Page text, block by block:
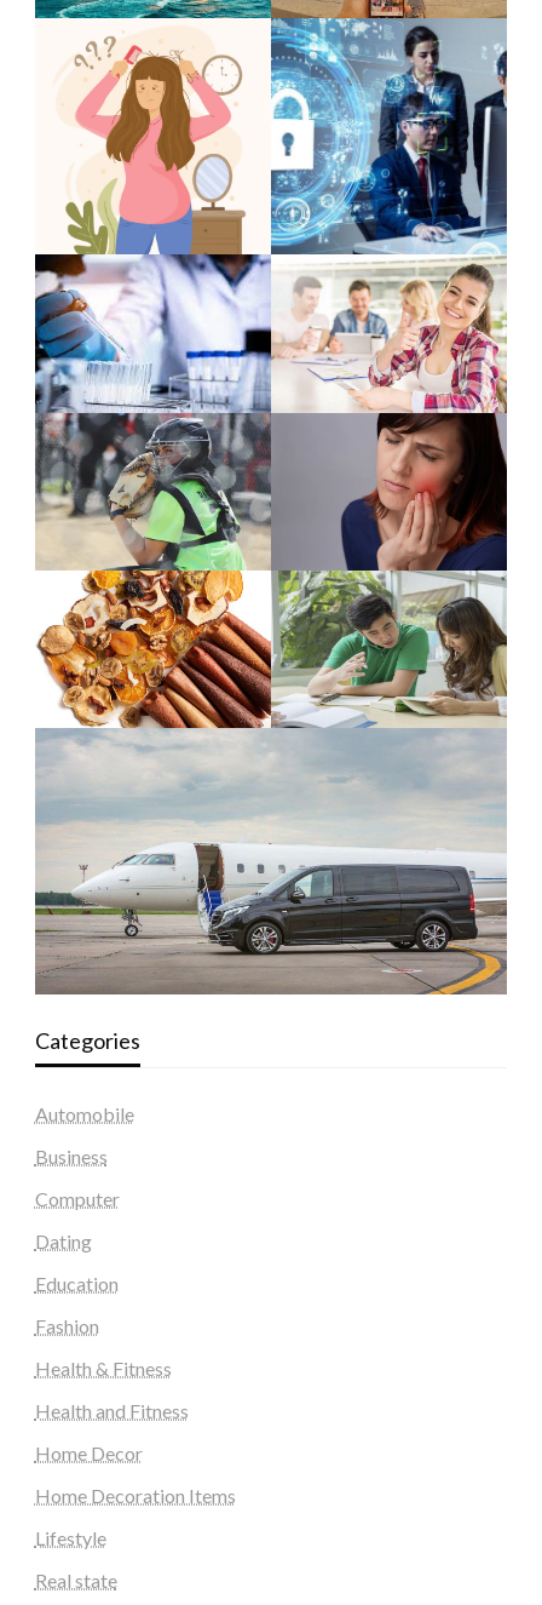
Categories
Automobile
Business
Computer
Dating
Education
Fashion
Health & Fitness
Health and Fitness
Home Decor
Home Decoration Items
Lifestyle
Real state